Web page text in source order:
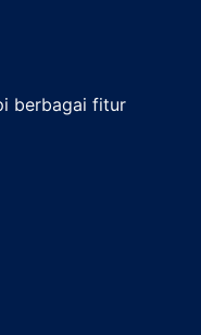
berbagai fitur